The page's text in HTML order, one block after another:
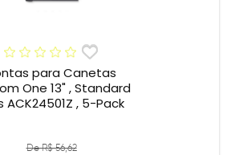
para Canetas
One 13" , Standard
ACK24501Z , 5-Pack
De R$ 56,62